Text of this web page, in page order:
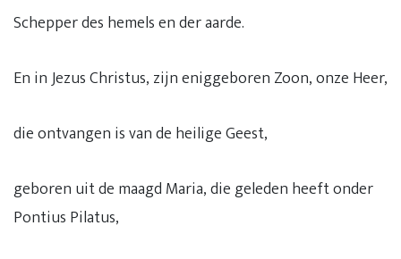
Schepper des hemels en der aarde.
En in Jezus Christus, zijn eniggeboren Zoon, onze Heer,
die ontvangen is van de heilige Geest,
geboren uit de maagd Maria, die geleden heeft onder
Pontius Pilatus,